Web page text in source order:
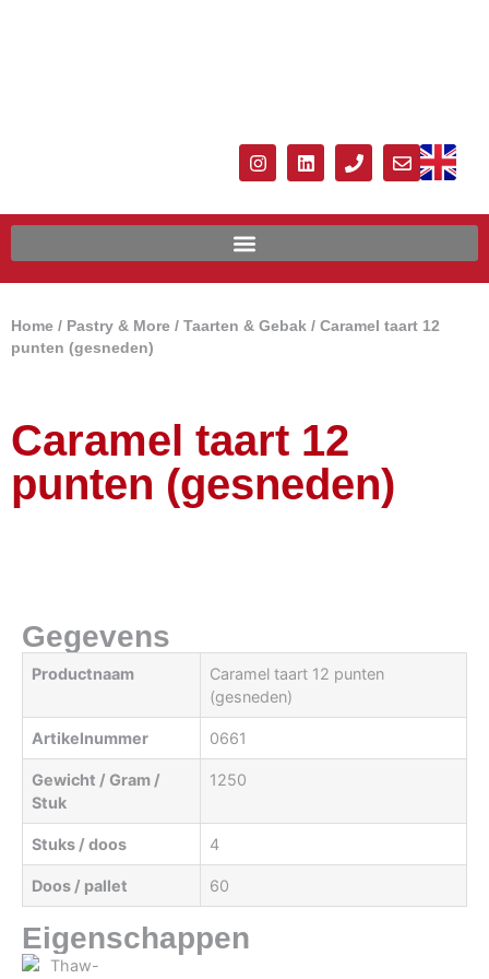
Home / Pastry & More / Taarten & Gebak / Caramel taart 12
punten (gesneden)
Caramel taart 12
punten (gesneden)
Gegevens
Productnaam
Caramel taart 12 punten
(gesneden)
Artikelnummer 0661
Gewicht / Gram /
Stuk
1250
Stuks / doos 4
Doos / pallet 60
Eigenschappen